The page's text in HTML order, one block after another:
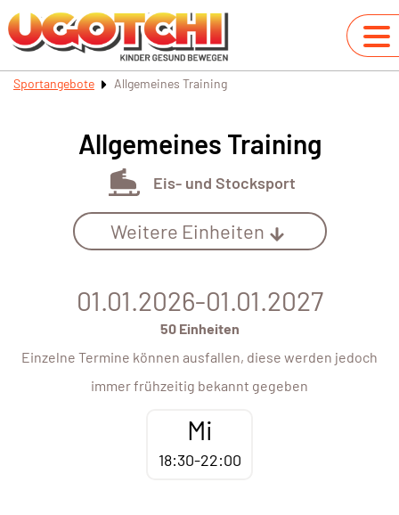
Sportangebote Allgemeines Training
Allgemeines Training
Eis- und Stocksport
Weitere Einheiten
01.01.2026-01.01.2027
50 Einheiten
Einzelne Termine können ausfallen, diese werden jedoch
immer frühzeitig bekannt gegeben
Mi
18:30-22:00